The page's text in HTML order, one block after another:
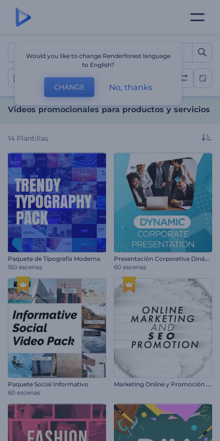
Videos promocionales
Promoción de servicios o productos
Videos promocionales para productos y servicios
14 Plantillas
Paquete de Tipografía Moderna
150 escenas
P
resentación Corporativa Dinámica
60 escenas
Paquete Social Informativo
60 escenas
M
arketing Online y Promoción SEO
Would you like to change Renderforest language
to English?
CHANGE No, thanks